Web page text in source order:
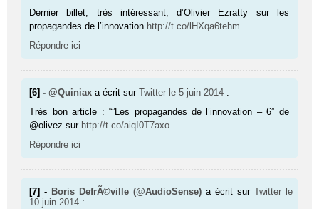
Dernier billet, très intéressant, d’Olivier Ezratty sur les
propagandes de l’innovation http://t.co/lHXqa6tehm
Répondre ici
[6] -@Quiniax a écrit surTwitter le 5 juin 2014 :
Très bon article : “”Les propagandes de l’innovation – 6” de
@olivez sur http://t.co/aiqI0T7axo
Répondre ici
[7] - Boris DefrÃ©ville (@AudioSense) a écrit sur Twitter
le
10 juin 2014 :